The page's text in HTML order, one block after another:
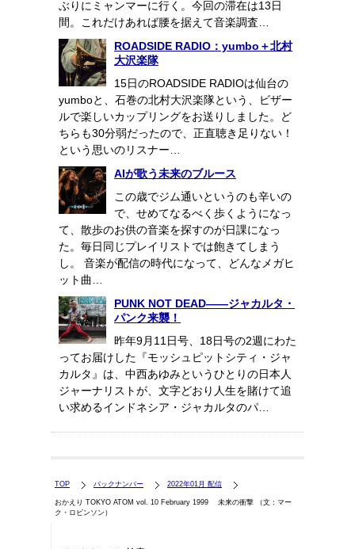
ぶりにミャンマーに行く。今回の滞在は13日
間。これだけあれば腰を据えて音楽調査…
ROADSIDE RADIO：yumbo＋北村
大沢楽隊
15日のROADSIDE RADIOは仙台の
yumboと、石巻の北村大沢楽隊という、ビザー
ルで楽しいカップリングをお送りしました。ど
ちらも30分弱だったので、正直聴き足りない！
という思いのリスナー…
AIが歌う未来のブルース
この歳でジム通いというのも辛いの
で、せめてなるべく歩くようになっ
て、散歩のお供の音楽を探すのが日課になっ
た。毎日同じプレイリストでは飽きてしまう
し。 音楽が配信の時代になって、どんなメガヒ
ット曲…
PUNK NOT DEAD――ジャカルタ・
パンク来襲！
昨年9月11日号、18日号の2週にわた
ってお届けした『モッシュピットシティ・ジャ
カルタ』は、中西あゆみというひとりの日本人
ジャーナリストが、文字どおり人生を賭けて追
い求めるインドネシア・ジャカルタのパ…
TOP バックナンバー 2022年01月 配信
おかえり TOKYO ATOM vol. 10 February 1999 未来の衝撃 （文：マー
ク・ロビンソン）